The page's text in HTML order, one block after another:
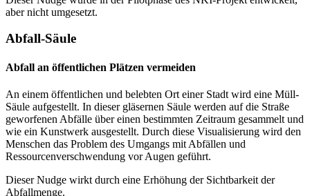
aber nicht umgesetzt.
Abfall-Säule
Abfall an öffentlichen Plätzen vermeiden
An einem öffentlichen und belebten Ort einer Stadt wird eine Müll-
Säule aufgestellt. In dieser gläsernen Säule werden auf die Straße
geworfenen Abfälle über einen bestimmten Zeitraum gesammelt und
wie ein Kunstwerk ausgestellt. Durch diese Visualisierung wird den
Menschen das Problem des Umgangs mit Abfällen und
Ressourcenverschwendung vor Augen geführt.
Dieser Nudge wirkt durch eine Erhöhung der Sichtbarkeit der
Abfallmenge.